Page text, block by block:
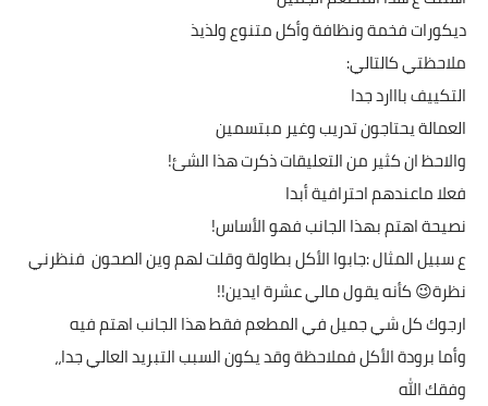
ديكورات فخمة ونظافة وأكل متنوع ولذيذ
ملاحظتي كالتالي:
التكييف بااارد جدا
العمالة يحتاجون تدريب وغير مبتسمين
والاحظ ان كثير من التعليقات ذكرت هذا الشئ!
فعلا ماعندهم احترافية أبدا
نصيحة اهتم بهذا الجانب فهو الأساس!
ع سبيل المثال :جابوا الأكل بطاولة وقلت لهم وين الصحون فنظرني
نظرة😉 كأنه يقول مالي عشرة ايدين!!
ارجوك كل شي جميل في المطعم فقط هذا الجانب اهتم فيه
وأما برودة الأكل فملاحظة وقد يكون السبب التبريد العالي جدا،،
وفقك الله